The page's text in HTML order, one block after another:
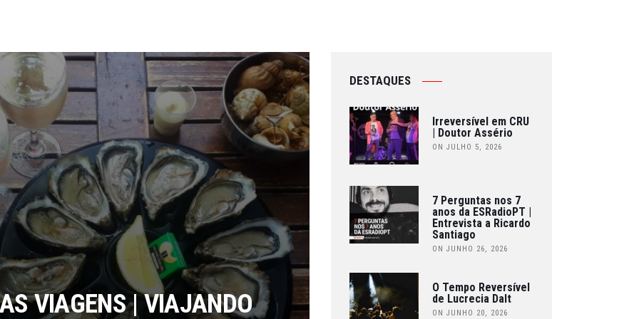
VIAGENS | VIAJANDO
DESTAQUES
Irreversível em CRU
| Doutor Assério
ON JULHO 5, 2026
7 Perguntas nos 7
anos da ESRadioPT |
Entrevista a Ricardo
Santiago
ON JUNHO 26, 2026
O Tempo Reversível
de Lucrecia Dalt
ON JUNHO 20, 2026